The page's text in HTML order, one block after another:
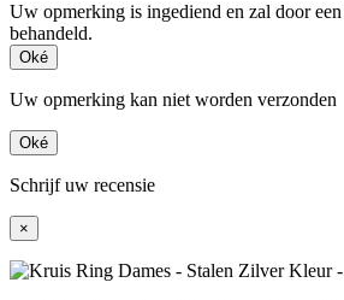
Uw opmerking is ingediend en zal door
behandeld.
Oké
Uw opmerking kan niet worden verzonden
Oké
Schrijf uw recensie
×